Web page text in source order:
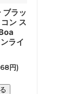
ブラッ
ン ス
ライ
円)